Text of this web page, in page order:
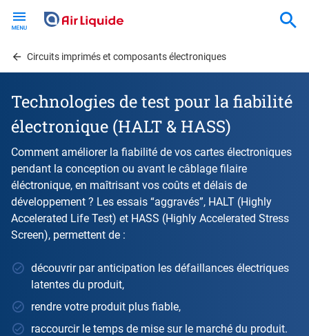
contentCircuits imprimés et composants électroniques
Technologies de test pour la fiabilité
électronique (HALT & HASS)
Comment améliorer la fiabilité de vos cartes électroniques
pendant la conception ou avant le câblage filaire
éléctronique, en maîtrisant vos coûts et délais de
développement ? Les essais “aggravés”, HALT (Highly
Accelerated Life Test) et HASS (Highly Accelerated Stress
Screen), permettent de :
découvrir par anticipation les défaillances électriques
latentes du produit,
rendre votre produit plus fiable,
raccourcir le temps de mise sur le marché du produit.